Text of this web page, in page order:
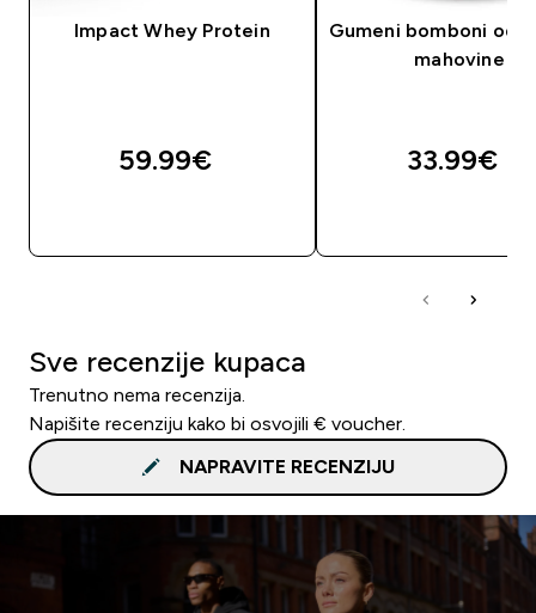
Impact Whey Protein
59.99€‎
Gumeni bomboni od
mahovine
33.99€‎
Sve recenzije kupaca
Trenutno nema recenzija.
Napišite recenziju kako bi osvojili € voucher.
NAPRAVITE RECENZIJU